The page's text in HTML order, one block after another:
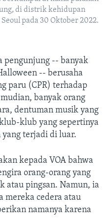
di distrik kehidupan
pada 30 Oktober 2022.
pengunjung -- banyak
-- berusaha
paru (CPR) terhadap
banyak orang
dentuman musik yang
klub yang sepertinya
terjadi di luar.
kepada VOA bahwa
orang-orang yang
atau pingsan. Namun, ia
mereka cedera atau
namanya karena